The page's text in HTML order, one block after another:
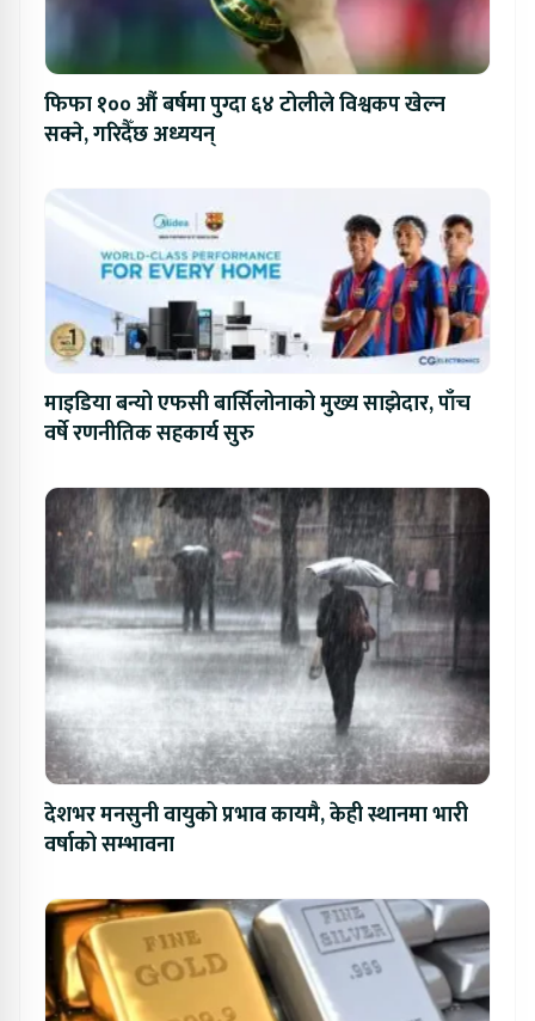
फिफा १०० औं बर्षमा पुग्दा ६४ टोलीले विश्वकप खेल्न
सक्ने, गरिदैँछ अध्ययन्
माइडिया बन्यो एफसी बार्सिलोनाको मुख्य साझेदार, पाँच
वर्षे रणनीतिक सहकार्य सुरु
देशभर मनसुनी वायुको प्रभाव कायमै, केही स्थानमा भारी
वर्षाको सम्भावना